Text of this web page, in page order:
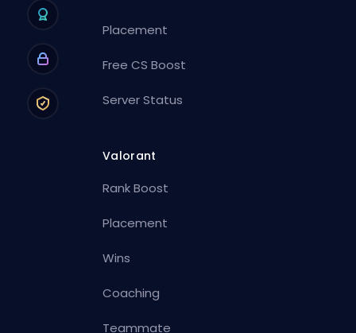
Placement
Free CS Boost
Server Status
Valorant
Rank Boost
Placement
Wins
Coaching
Teammate